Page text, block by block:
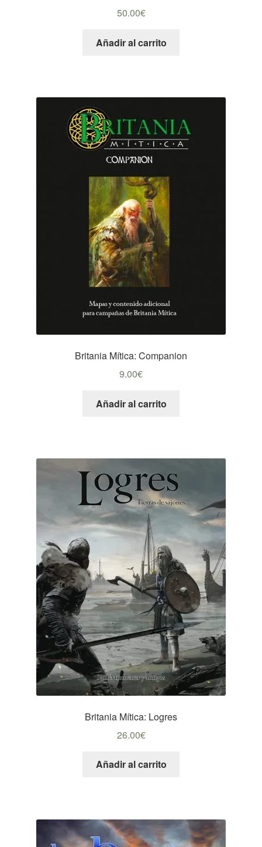
50.00€
Añadir al carrito
Britania Mítica: Companion
9.00€
Añadir al carrito
Britania Mítica: Logres
26.00€
Añadir al carrito